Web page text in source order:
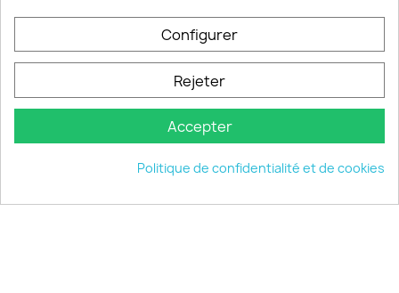
keyboard_arrow_down
© 2026 - choisistacoque.com
Configurer
Rejeter
Accepter
Politique de confidentialité et de cookies